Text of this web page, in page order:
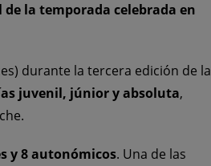
la temporada celebrada en
durante la tercera edición de la
juvenil, júnior y absoluta,
y 8 autonómicos. Una de las